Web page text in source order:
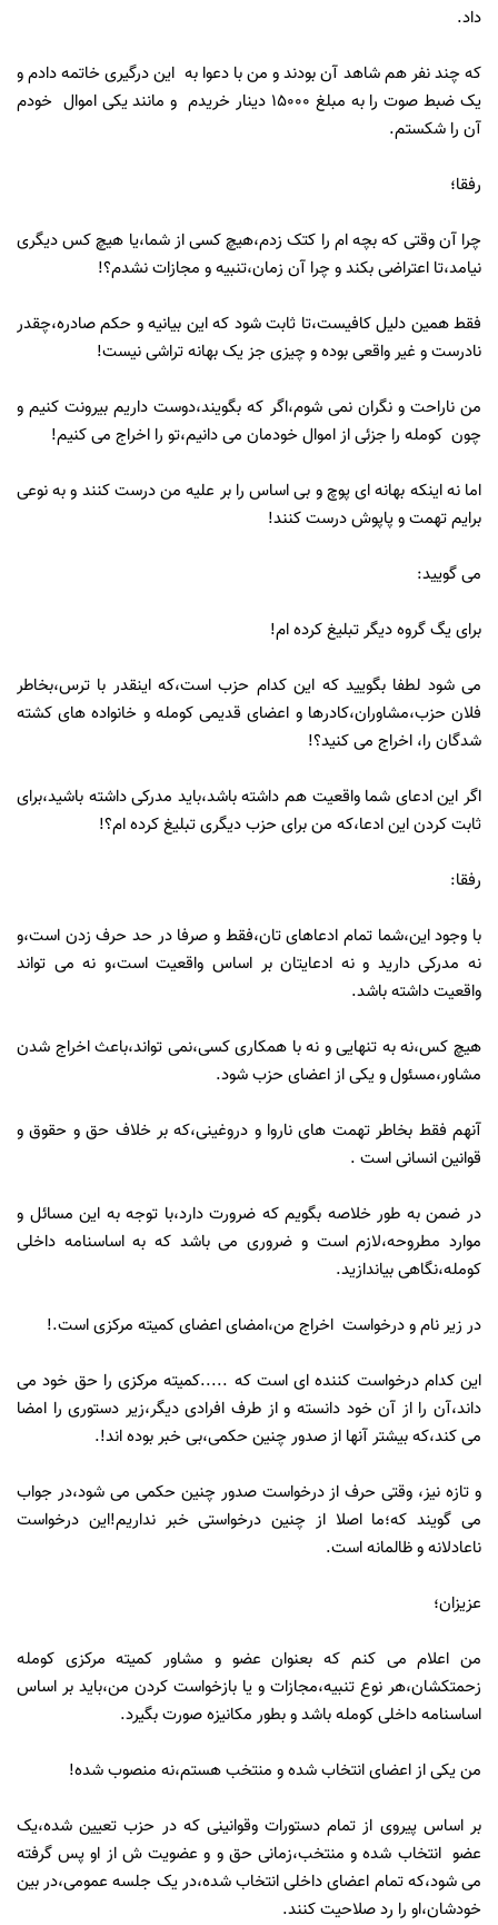
داد.
که چند نفر هم شاهد آن بودند و من با دعوا به این درگیری خاتمه دادم و
یک ضبط صوت را به مبلغ 15000 دینار خریدم و مانند یکی اموال خودم
آن را شکستم.
رفقا؛
چرا آن وقتی که بچه ام را کتک زدم،هیچ کسی از شما،یا هیچ کس دیگری
نیامد،تا اعتراضی بکند و چرا آن زمان،تنبیه و مجازات نشدم؟!
فقط همین دلیل کافیست،تا ثابت شود که این بیانیه و حکم صادره،چقدر
نادرست و غیر واقعی بوده و چیزی جز یک بهانه تراشی نیست!
من ناراحت و نگران نمی شوم،اگر که بگویند،دوست داریم بیرونت کنیم و
چون کومله را جزئی از اموال خودمان می دانیم،تو را اخراج می کنیم!
اما نه اینکه بهانه ای پوچ و بی اساس را بر علیه من درست کنند و به نوعی
برایم تهمت و پاپوش درست کنند!
می گویید:
برای یگ گروه دیگر تبلیغ کرده ام!
می شود لطفا بگویید که این کدام حزب است،که اینقدر با ترس،بخاطر
فلان حزب،مشاوران،کادرها و اعضای قدیمی کومله و خانواده های کشته
شدگان را، اخراج می کنید؟!
اگر این ادعای شما واقعیت هم داشته باشد،باید مدرکی داشته باشید،برای
ثابت کردن این ادعا،که من برای حزب دیگری تبلیغ کرده ام؟!
رفقا:
با وجود این،شما تمام ادعاهای تان،فقط و صرفا در حد حرف زدن است،و
نه مدرکی دارید و نه ادعایتان بر اساس واقعیت است،و نه می تواند
واقعیت داشته باشد.
هیچ کس،نه به تنهایی و نه با همکاری کسی،نمی تواند،باعث اخراج شدن
مشاور،مسئول و یکی از اعضای حزب شود.
آنهم فقط بخاطر تهمت های ناروا و دروغینی،که بر خلاف حق و حقوق و
قوانین انسانی است .
در ضمن به طور خلاصه بگویم که ضرورت دارد،با توجه به این مسائل و
موارد مطروحه،لازم است و ضروری می باشد که به اساسنامه داخلی
کومله،نگاهی بیاندازید.
در زیر نام و درخواست اخراج من،امضای اعضای کمیته مرکزی است.!
این کدام درخواست کننده ای است که .....کمیته مرکزی را حق خود می
داند،آن را از آن خود دانسته و از طرف افرادی دیگر،زیر دستوری را امضا
می کند،که بیشتر آنها از صدور چنین حکمی،بی خبر بوده اند!.
و تازه نیز، وقتی حرف از درخواست صدور چنین حکمی می شود،در جواب
می گویند که؛ما اصلا از چنین درخواستی خبر نداریم!این درخواست
ناعادلانه و ظالمانه است.
عزیزان؛
من اعلام می کنم که بعنوان عضو و مشاور کمیته مرکزی کومله
زحمتکشان،هر نوع تنبیه،مجازات و یا بازخواست کردن من،باید بر اساس
اساسنامه داخلی کومله باشد و بطور مکانیزه صورت بگیرد.
من یکی از اعضای انتخاب شده و منتخب هستم،نه منصوب شده!
بر اساس پیروی از تمام دستورات وقوانینی که در حزب تعیین شده،یک
عضو انتخاب شده و منتخب،زمانی حق و و عضویت ش از او پس گرفته
می شود،که تمام اعضای داخلی انتخاب شده،در یک جلسه عمومی،در بین
خودشان،او را رد صلاحیت کنند.